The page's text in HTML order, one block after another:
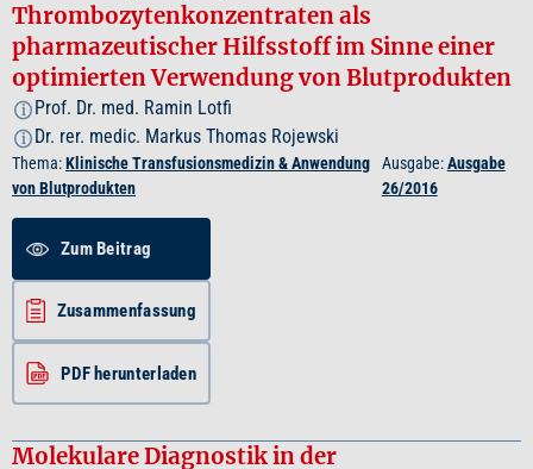
Thrombozytenkonzentraten als
pharmazeutischer Hilfsstoff im Sinne einer
optimierten Verwendung von Blutprodukten
i Prof. Dr. med. Ramin Lotfi
i Dr. rer. medic. Markus Thomas Rojewski
Thema:Klinische Transfusionsmedizin & Anwendung
von Blutprodukten
Ausgabe:Ausgabe
26/2016
Zum Beitrag
Zusammenfassung
PDF herunterladen
Molekulare Diagnostik in der